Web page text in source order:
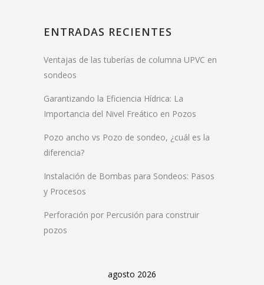
ENTRADAS RECIENTES
Ventajas de las tuberías de columna UPVC en
sondeos
Garantizando la Eficiencia Hídrica: La
Importancia del Nivel Freático en Pozos
Pozo ancho vs Pozo de sondeo, ¿cuál es la
diferencia?
Instalación de Bombas para Sondeos: Pasos
y Procesos
Perforación por Percusión para construir
pozos
agosto 2026